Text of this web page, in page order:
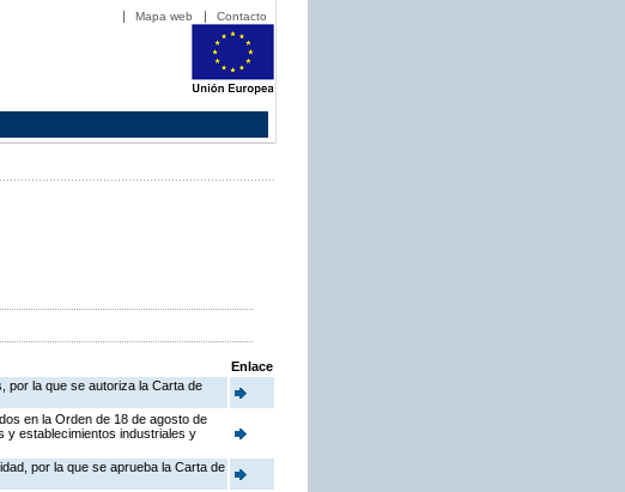
Mapa web Contacto
Enlace
por la que se autoriza la Carta de
en la Orden de 18 de agosto de
y establecimientos industriales y
por la que se aprueba la Carta de